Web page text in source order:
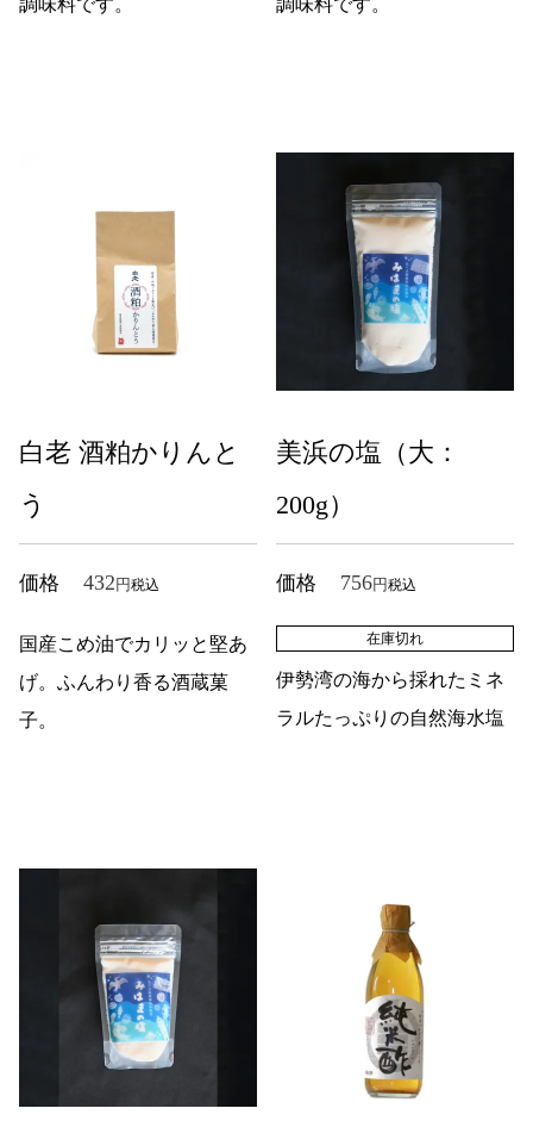
調味料です。 調味料です。
白老 酒粕かりんと
う
価格 432 税込
国産こめ油でカリッと堅あ
げ。ふんわり香る酒蔵菓
子。
美浜の塩（大：
200g）
価格 756 税込
在庫切れ
伊勢湾の海から採れたミネ
ラルたっぷりの自然海水塩